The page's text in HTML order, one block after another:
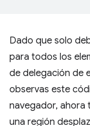
Dado que solo
para todos los
de delegación de
observas este
navegador, ahora
una región